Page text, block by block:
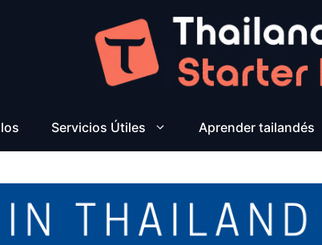
Servicios Útiles Aprender tailandés